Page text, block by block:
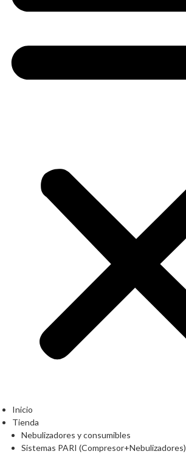
Inicio
Tienda
Nebulizadores y consumibles
Sistemas PARI (Compresor+Nebulizadores)